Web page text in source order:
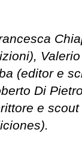
(editor e
Di
e